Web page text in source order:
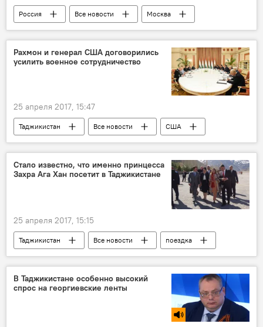
Россия Все новости Москва
Рахмон и генерал США договорились
усилить военное сотрудничество
25 апреля 2017, 15:47
Таджикистан Все новости
США
Эмомали Рахмон
Стало известно, что именно принцесса
Захра Ага Хан посетит в Таджикистане
25 апреля 2017, 15:15
Таджикистан Все новости
поездка
рабочая поездка
В Таджикистане особенно высокий
спрос на георгиевские ленты